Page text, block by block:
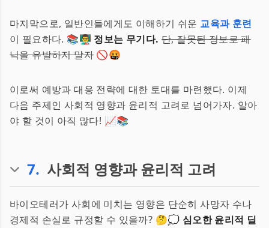
마지막으로, 일반인들에게도 이해하기 쉬운 교육과 훈련
이 필요하다. 📚👨‍🏫 정보는 무기다. 단, 잘못된 정보로 패
닉을 유발하지 말자 🚫🤬
이로써 예방과 대응 전략에 대한 토대를 마련했다. 이제
다음 주제인 사회적 영향과 윤리적 고려로 넘어가자. 알아
야 할 것이 아직 많다! 📈📚
7. 사회적 영향과 윤리적 고려
바이오테러가 사회에 미치는 영향은 단순히 사망자 수나
경제적 손실로 규정할 수 있을까? 🤔💭 심오한 윤리적 딜